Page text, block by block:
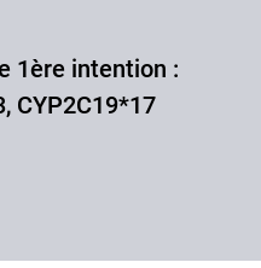
1ère intention :
CYP2C19*17